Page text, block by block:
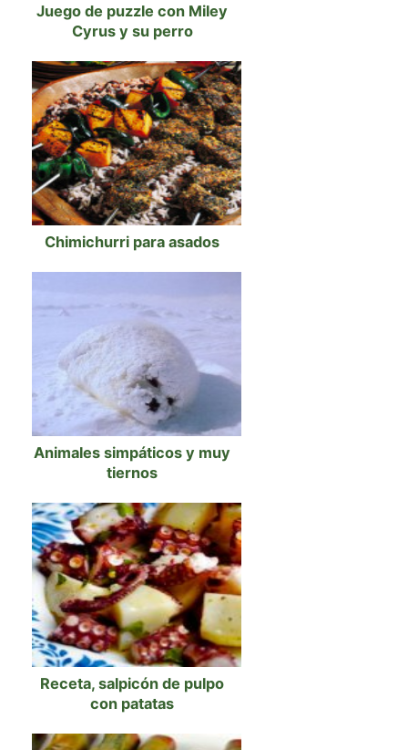
Juego de puzzle con Miley
Cyrus y su perro
Chimichurri para asados
Animales simpáticos y muy
tiernos
Receta, salpicón de pulpo
con patatas